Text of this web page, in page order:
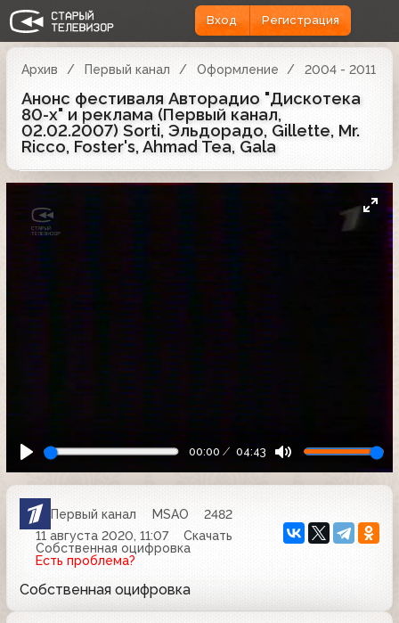
Вход Регистрация
Архив Первый канал Оформление 2004 - 2011
Анонс фестиваля Авторадио "Дискотека
80-х" и реклама (Первый канал,
02.02.2007) Sorti, Эльдорадо, Gillette, Mr.
Ricco, Foster's, Ahmad Tea, Gala
00:00 04:43
Первый канал MSAO
2482
11 августа 2020, 11:07
Скачать
Собственная оцифровка
Есть проблема?
Собственная оцифровка